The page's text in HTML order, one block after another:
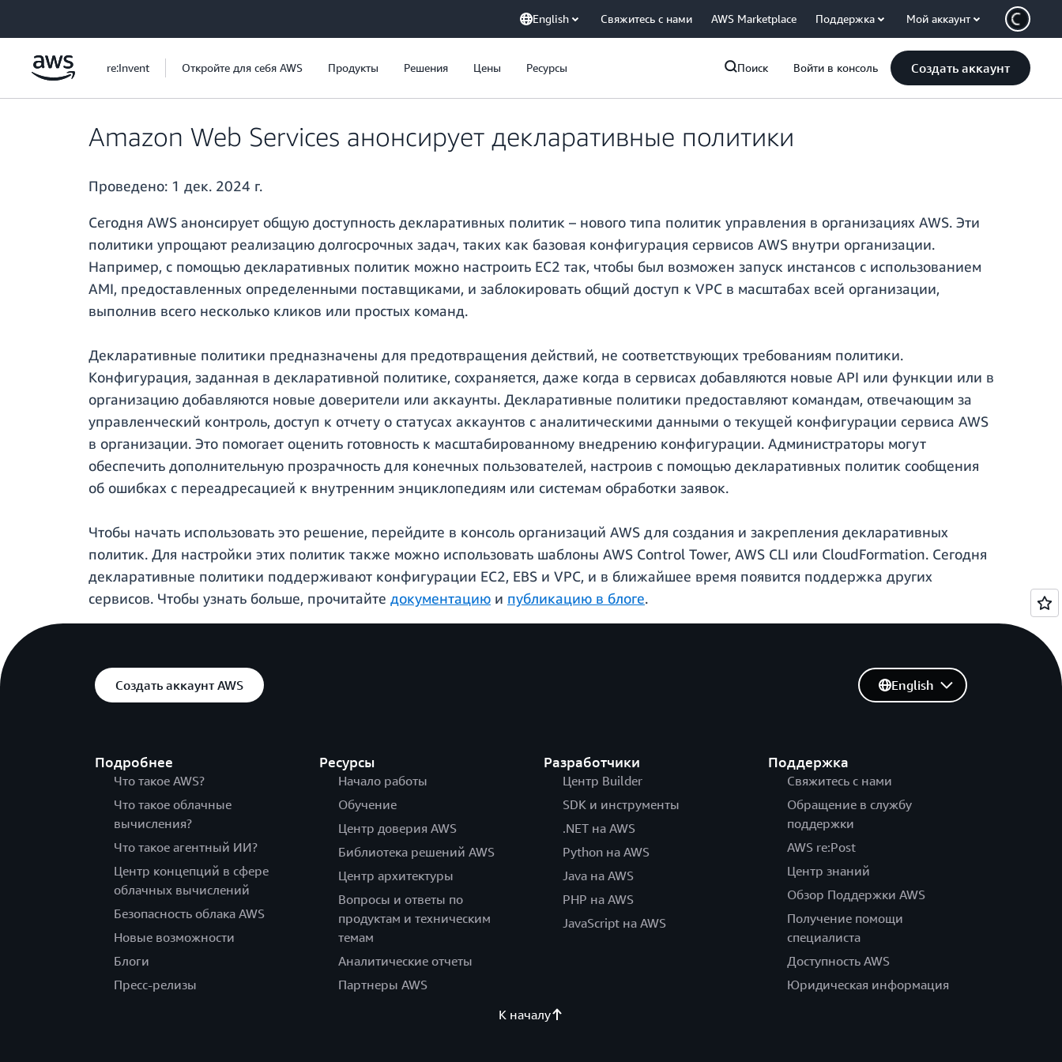
English Свяжитесь с нами AWS Marketplace Поддержка Мой аккаунт
re:Invent Откройте для себя AWS Продукты Решения Цены Ресурсы Поиск Войти в консоль Создать аккаунт
Amazon Web Services анонсирует декларативные политики
Проведено: 1 дек. 2024 г.
Сегодня AWS анонсирует общую доступность декларативных политик – нового типа политик управления в организациях AWS. Эти
политики упрощают реализацию долгосрочных задач, таких как базовая конфигурация сервисов AWS внутри организации.
Например, с помощью декларативных политик можно настроить EC2 так, чтобы был возможен запуск инстансов с использованием
AMI, предоставленных определенными поставщиками, и заблокировать общий доступ к VPC в масштабах всей организации,
выполнив всего несколько кликов или простых команд.
Декларативные политики предназначены для предотвращения действий, не соответствующих требованиям политики.
Конфигурация, заданная в декларативной политике, сохраняется, даже когда в сервисах добавляются новые API или функции или в
организацию добавляются новые доверители или аккаунты. Декларативные политики предоставляют командам, отвечающим за
управленческий контроль, доступ к отчету о статусах аккаунтов с аналитическими данными о текущей конфигурации сервиса AWS
в организации. Это помогает оценить готовность к масштабированному внедрению конфигурации. Администраторы могут
обеспечить дополнительную прозрачность для конечных пользователей, настроив с помощью декларативных политик сообщения
об ошибках с переадресацией к внутренним энциклопедиям или системам обработки заявок.
Чтобы начать использовать это решение, перейдите в консоль организаций AWS для создания и закрепления декларативных
политик. Для настройки этих политик также можно использовать шаблоны AWS Control Tower, AWS CLI или CloudFormation. Сегодня
декларативные политики поддерживают конфигурации EC2, EBS и VPC, и в ближайшее время появится поддержка других
сервисов. Чтобы узнать больше, прочитайте документацию и публикацию в блоге.
Создать аккаунт AWS
Подробнее
Что такое AWS?
Что такое облачные
вычисления?
Что такое агентный ИИ?
Центр концепций в сфере
облачных вычислений
Безопасность облака AWS
Новые возможности
Блоги
Пресс-релизы
Ресурсы
Начало работы
Обучение
Центр доверия AWS
Библиотека решений AWS
Центр архитектуры
Вопросы и ответы по
продуктам и техническим
темам
Аналитические отчеты
Партнеры AWS
Разработчики
Центр Builder
SDK и инструменты
.NET на AWS
Python на AWS
Java на AWS
PHP на AWS
JavaScript на AWS
Поддержка
Свяжитесь с нами
Обращение в службу
поддержки
AWS re:Post
Центр знаний
Обзор Поддержки AWS
Получение помощи
специалиста
Доступность AWS
Юридическая информация
English
К началу